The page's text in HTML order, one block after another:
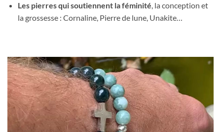
Les pierres qui soutiennent la féminité, la conception et
la grossesse : Cornaline, Pierre de lune, Unakite…